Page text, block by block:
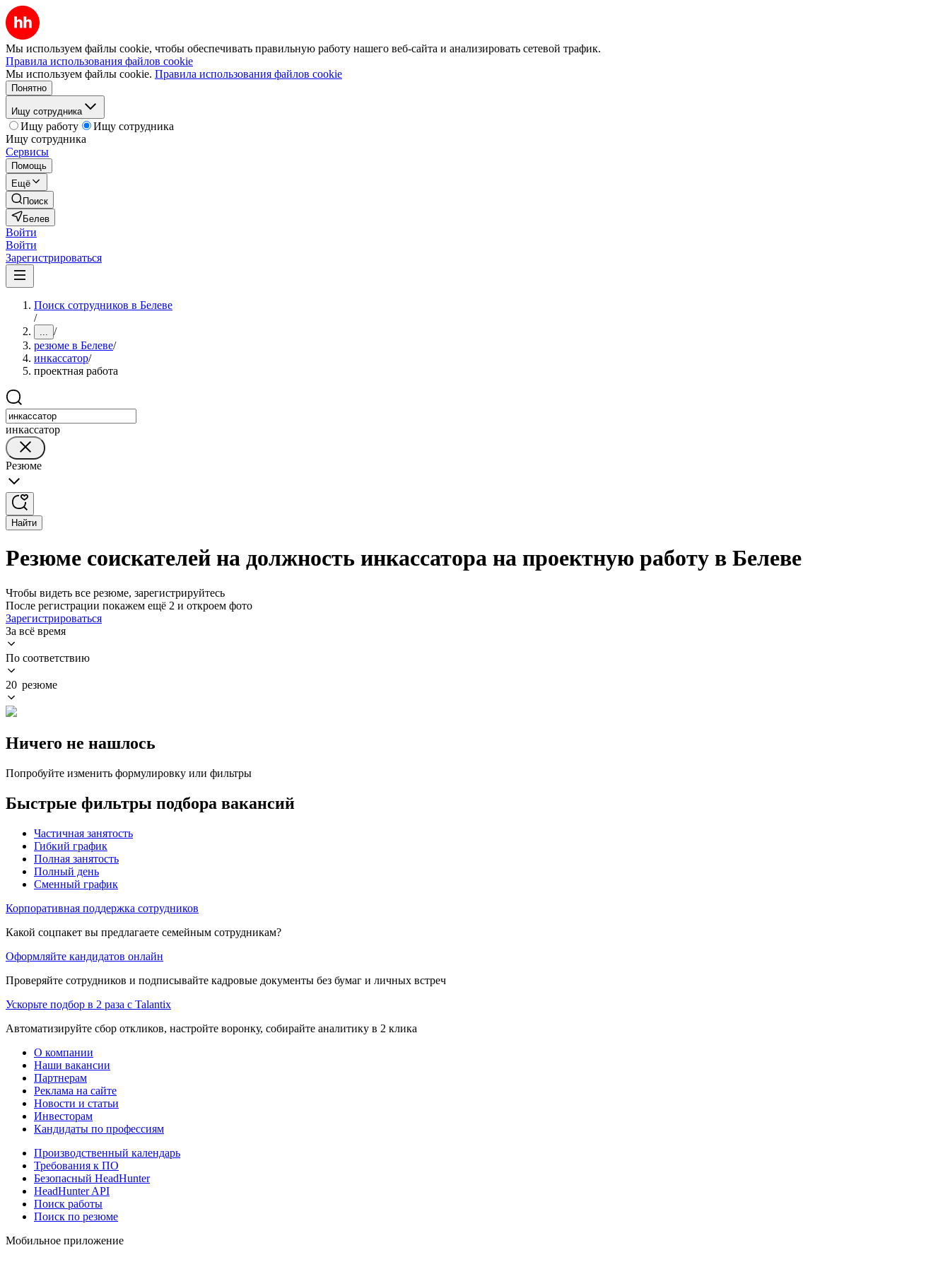
Мы используем файлы cookie, чтобы обеспечивать правильную работу нашего веб-сайта и анализировать сетевой трафик.
Правила использования файлов cookie
Мы используем файлы cookie. Правила использования файлов cookie
Понятно
Ищу сотрудника
Ищу работу
Ищу сотрудника
Ищу сотрудника
Сервисы
Помощь
Ещё
Поиск
Белев
Войти
Войти
Зарегистрироваться
Поиск сотрудников в Белеве
/
... /
резюме в Белеве/
инкассатор/
проектная работа
инкассатор
Резюме
Найти
Резюме соискателей на должность инкассатора на проектную работу в Белеве
Чтобы видеть все резюме, зарегистрируйтесь
После регистрации покажем ещё 2 и откроем фото
Зарегистрироваться
За всё время
По соответствию
20 резюме
Ничего не нашлось
Попробуйте изменить формулировку или фильтры
Быстрые фильтры подбора вакансий
Частичная занятость
Гибкий график
Полная занятость
Полный день
Сменный график
Корпоративная поддержка сотрудников
Какой соцпакет вы предлагаете семейным сотрудникам?
Оформляйте кандидатов онлайн
Проверяйте сотрудников и подписывайте кадровые документы без бумаг и личных встреч
Ускорьте подбор в 2 раза с Talantix
Автоматизируйте сбор откликов, настройте воронку, собирайте аналитику в 2 клика
О компании
Наши вакансии
Партнерам
Реклама на сайте
Новости и статьи
Инвесторам
Кандидаты по профессиям
Производственный календарь
Требования к ПО
Безопасный HeadHunter
HeadHunter API
Поиск работы
Поиск по резюме
Мобильное приложение